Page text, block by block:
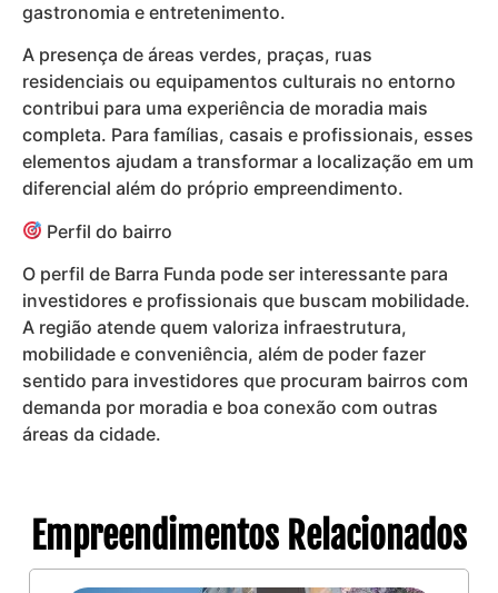
gastronomia e entretenimento.
A presença de áreas verdes, praças, ruas
residenciais ou equipamentos culturais no entorno
contribui para uma experiência de moradia mais
completa. Para famílias, casais e profissionais, esses
elementos ajudam a transformar a localização em um
diferencial além do próprio empreendimento.
Perfil do bairro
O perfil de Barra Funda pode ser interessante para
investidores e profissionais que buscam mobilidade.
A região atende quem valoriza infraestrutura,
mobilidade e conveniência, além de poder fazer
sentido para investidores que procuram bairros com
demanda por moradia e boa conexão com outras
áreas da cidade.
Empreendimentos Relacionados